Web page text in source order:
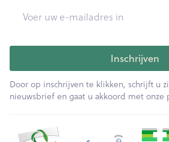
Inschrijven
Door op inschrijven te klikken, schrijft u
nieuwsbrief en gaat u akkoord met onze